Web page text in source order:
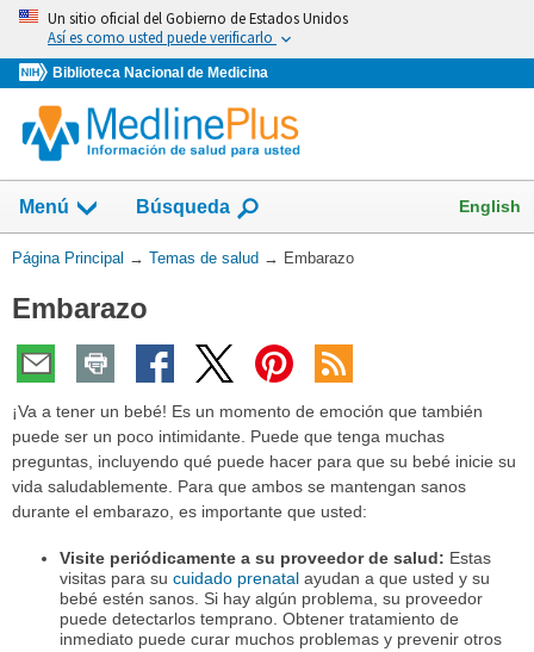
Omita
vaya
al
Contenido
Un sitio oficial del Gobierno de Estados Unidos
Así es como usted puede verificarlo
Biblioteca Nacional de Medicina
Menú
Mostrar
campo
de
Búsqueda English
Usted
aquí:
Página Principal → Temas de salud → Embarazo
Embarazo
¡Va a tener un bebé! Es un momento de emoción que también
puede ser un poco intimidante. Puede que tenga muchas
preguntas, incluyendo qué puede hacer para que su bebé inicie su
vida saludablemente. Para que ambos se mantengan sanos
durante el embarazo, es importante que usted:
Visite periódicamente a su proveedor de salud: Estas
visitas para su cuidado prenatalayudan a que usted y su
bebé estén sanos. Si hay algún problema, su proveedor
puede detectarlos temprano. Obtener tratamiento de
inmediato puede curar muchos problemas y prevenir otros